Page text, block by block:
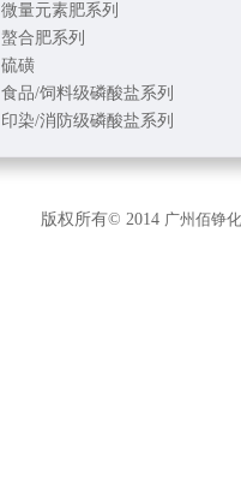
微量元素肥系列
螯合肥系列
硫磺
食品/饲料级磷酸盐系列
印染/消防级磷酸盐系列
版权所有© 2014 广州佰铮